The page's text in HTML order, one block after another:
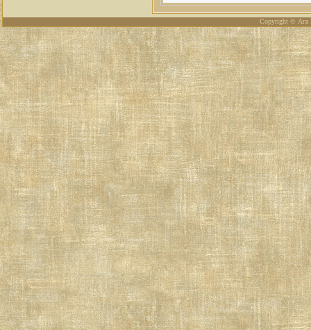
Copyright © Ага